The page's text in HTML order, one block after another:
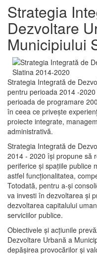
Strategia
Dezvoltare
Municipiului
Strategia Integrată de
pentru perioada 2014 -
perioada de programare
în ceea ce priveşte
proiecte integrate,
administrativă.
Strategia Integrată de
2014 - 2020 își propune să
periferice şi spaţiile publice
astfel funcţionalitatea,
Totodată, pentru a-şi
va investi în dezvoltarea şi
dezvoltarea capitalului
serviciilor publice.
Obiectivele şi acţiunile
Dezvoltare Urbană a
depășirea provocărilor şi